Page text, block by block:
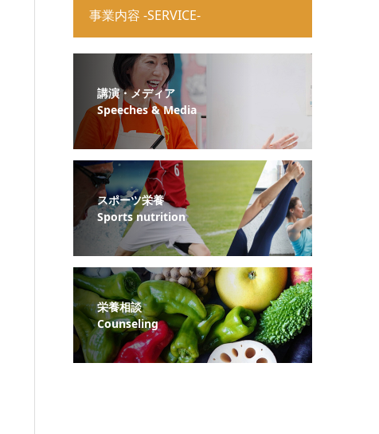
事業内容 -SERVICE-
講演・メディア
Speeches & Media
スポーツ栄養
Sports nutrition
栄養相談
Counseling